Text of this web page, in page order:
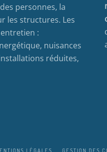
personnes, la
les structures. Les
:
nuisances
réduites,
LÉGALES GESTION DES